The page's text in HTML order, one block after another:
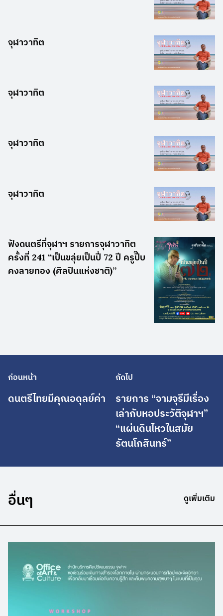
จุฬาวาทิต
จุฬาวาทิต
จุฬาวาทิต
จุฬาวาทิต
ฟังดนตรีที่จุฬาฯ รายการจุฬาวาทิต
ครั้งที่ 241 “เป็นขลุ่ยเป็นปี่ 72 ปี ครูปี๊บ
คงลายทอง (ศิลปินแห่งชาติ)”
ก่อนหน้า
ดนตรีไทยมีคุณอดุลย์ค่า
ถัดไป
รายการ “จามจุรีมีเรื่อง
เล่ากับหอประวัติจุฬาฯ”
“แผ่นดินไหวในสมัย
รัตนโกสินทร์”
อื่นๆ ดูเพิ่มเติม